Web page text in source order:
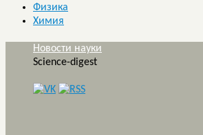
Физика
Химия
Новости науки
Science-digest